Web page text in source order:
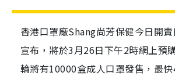
香港口罩廠Shang尚芳保健今日開
宣布，將於3月26日下午2時網上預
輪將有10000盒成人口罩發售，最